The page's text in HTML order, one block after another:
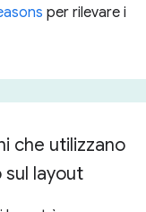
per rilevare i
che utilizzano
sul layout